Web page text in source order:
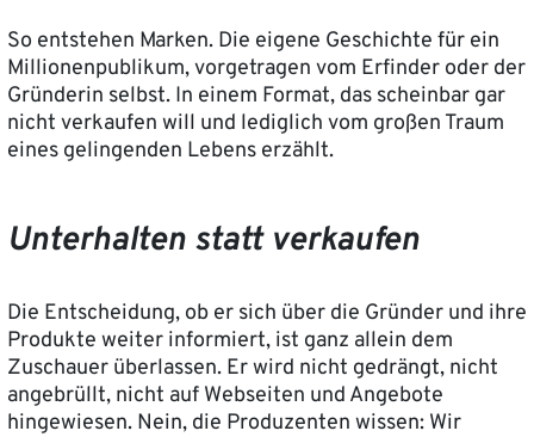
So entstehen Marken. Die eigene Geschichte für ein
Millionenpublikum, vorgetragen vom Erfinder oder der
Gründerin selbst. In einem Format, das scheinbar gar
nicht verkaufen will und lediglich vom großen Traum
eines gelingenden Lebens erzählt.
Unterhalten statt verkaufen
Die Entscheidung, ob er sich über die Gründer und ihre
Produkte weiter informiert, ist ganz allein dem
Zuschauer überlassen. Er wird nicht gedrängt, nicht
angebrüllt, nicht auf Webseiten und Angebote
hingewiesen. Nein, die Produzenten wissen: Wir